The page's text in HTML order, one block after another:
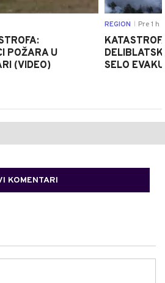
POŽARA U
(VIDEO)
REGION Pre 1 h
SELO
KOMENTARI